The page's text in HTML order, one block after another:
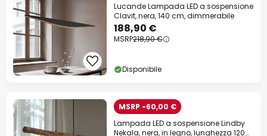
Lucande Lampada LED a sospensione
Clavit, nera, 140 cm, dimmerabile
188,90 €
MSRP218,90 €
Disponibile
MSRP -60,00 €
Lampada LED a sospensione Lindby
Nekala, nera, in legno, lunghezza 120